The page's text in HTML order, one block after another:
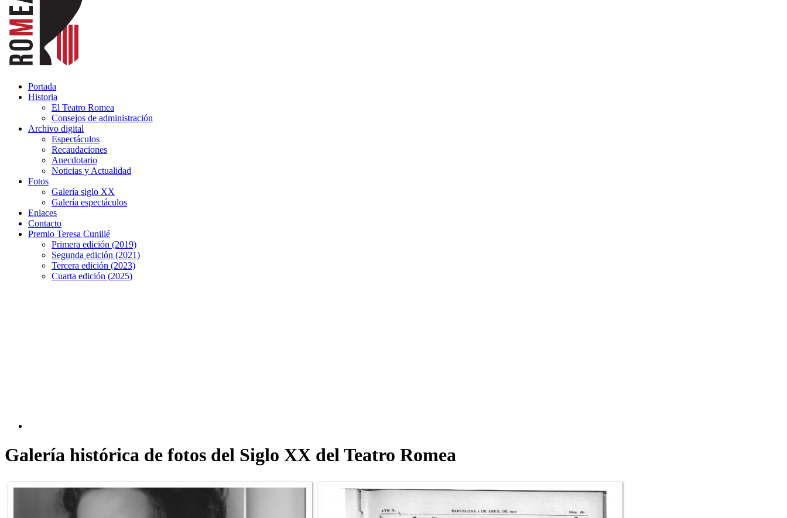
Portada
Historia
El Teatro Romea
Consejos de administración
Archivo digital
Espectáculos
Recaudaciones
Anecdotario
Noticias y Actualidad
Fotos
Galería siglo XX
Galería espectáculos
Enlaces
Contacto
Premio Teresa Cunillé
Primera edición (2019)
Segunda edición (2021)
Tercera edición (2023)
Cuarta edición (2025)
Galería histórica de fotos del Siglo XX del Teatro Romea